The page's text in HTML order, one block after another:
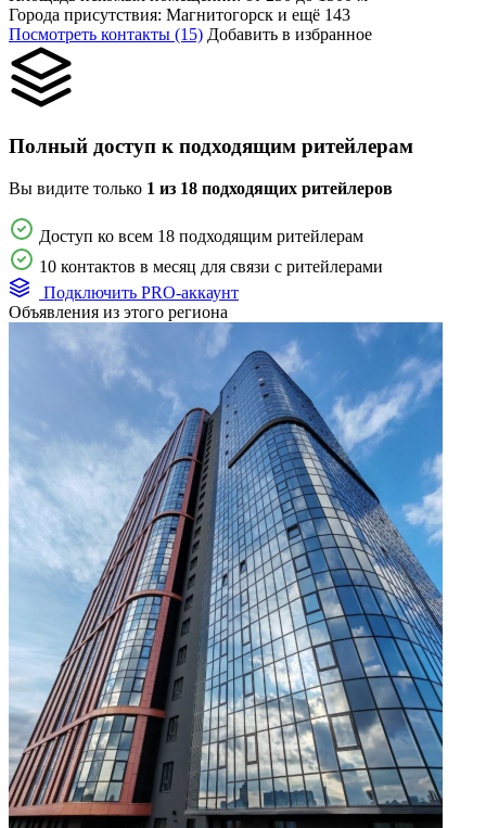
Города присутствия: Магнитогорск и ещё 143
Посмотреть контакты (15) Добавить в избранное
Полный доступ к подходящим ритейлерам
Вы видите только 1 из 18 подходящих ритейлеров
Доступ ко всем 18 подходящим ритейлерам
10 контактов в месяц для связи с ритейлерами
Подключить PRO-аккаунт
Объявления из этого региона